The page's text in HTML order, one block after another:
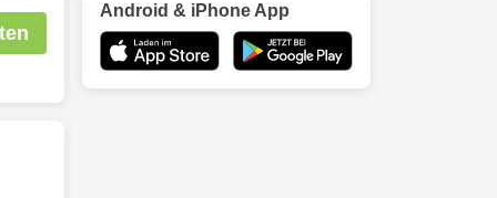
Android & iPhone App